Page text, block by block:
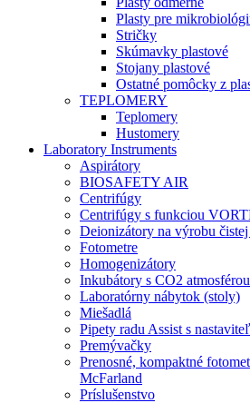
Plasty pre
Stričky
Skúmavky plastové
Stojany plastové
Ostatné pomôcky z
TEPLOMERY
Teplomery
Hustomery
Laboratory Instruments
Aspirátory
BIOSAFETY AIR
Centrifúgy
Centrifúgy s funkciou
Deionizátory na výrobu
Fotometre
Homogenizátory
Inkubátory s CO2 atmosférou
Laboratórny nábytok (stoly)
Miešadlá
Pipety radu Assist s
Premývačky
Prenosné, kompaktné
McFarland
Príslušenstvo